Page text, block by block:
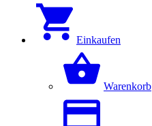
Einkaufen
Warenkorb